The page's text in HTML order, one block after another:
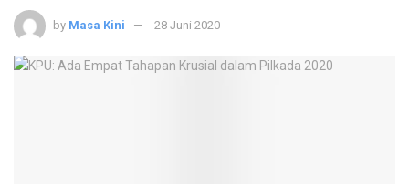
by Masa Kini 28 Juni 2020